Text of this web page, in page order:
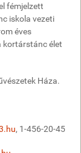
fémjelzett
iskola vezeti
éves
kortárstánc élet
Háza.
, 1-456-20-45